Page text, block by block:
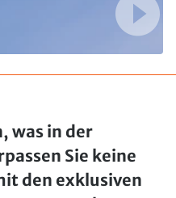
was in der
Sie keine
den exklusiven